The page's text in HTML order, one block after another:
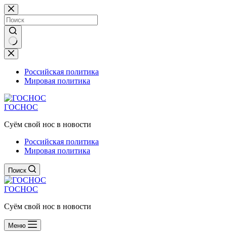
Перейти
к
сути
Ничего
не
найденоРоссийская политика
Мировая политика
ГОСНОС
Суём свой нос в новости
Российская политика
Мировая политика
Поиск
ГОСНОС
Суём свой нос в новости
Меню